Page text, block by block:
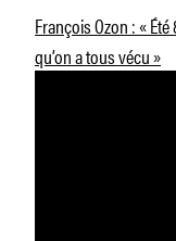
François Ozon : «
qu’on a tous vécu »